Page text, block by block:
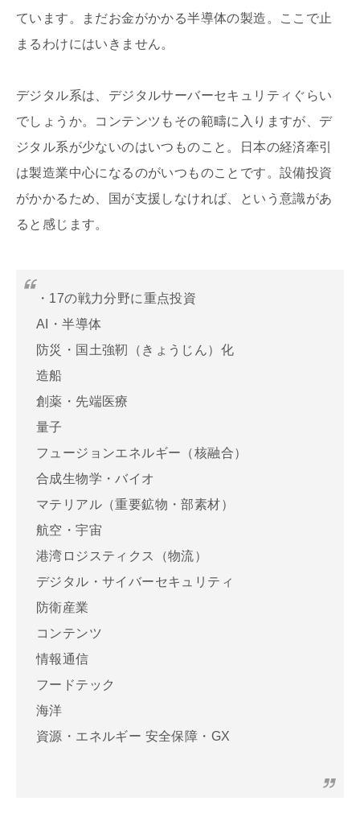
ています。まだお金がかかる半導体の製造。ここで止
まるわけにはいきません。
デジタル系は、デジタルサーバーセキュリティぐらい
でしょうか。コンテンツもその範疇に入りますが、デ
ジタル系が少ないのはいつものこと。日本の経済牽引
は製造業中心になるのがいつものことです。設備投資
がかかるため、国が支援しなければ、という意識があ
ると感じます。
・17の戦力分野に重点投資
AI・半導体
防災・国土強靭（きょうじん）化
造船
創薬・先端医療
量子
フュージョンエネルギー（核融合）
合成生物学・バイオ
マテリアル（重要鉱物・部素材）
航空・宇宙
港湾ロジスティクス（物流）
デジタル・サイバーセキュリティ
防衛産業
コンテンツ
情報通信
フードテック
海洋
資源・エネルギー 安全保障・GX